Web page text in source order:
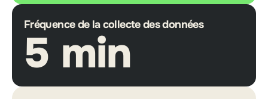
Fréquence de la collecte des données
5 min